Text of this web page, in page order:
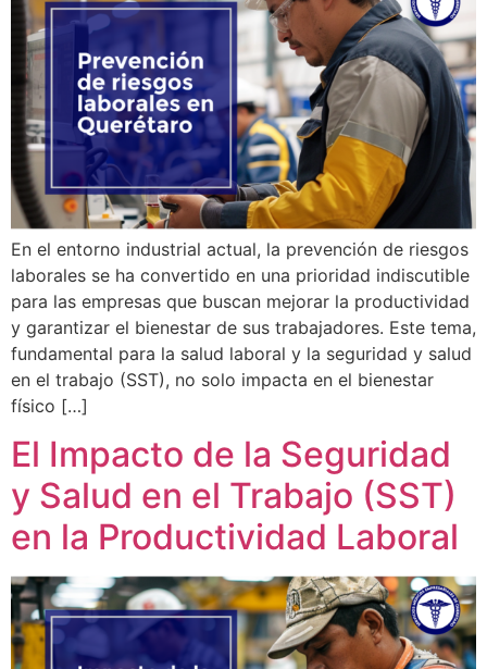
En el entorno industrial actual, la prevención de riesgos
laborales se ha convertido en una prioridad indiscutible
para las empresas que buscan mejorar la productividad
y garantizar el bienestar de sus trabajadores. Este tema,
fundamental para la salud laboral y la seguridad y salud
en el trabajo (SST), no solo impacta en el bienestar
físico […]
El Impacto de la Seguridad
y Salud en el Trabajo (SST)
en la Productividad Laboral